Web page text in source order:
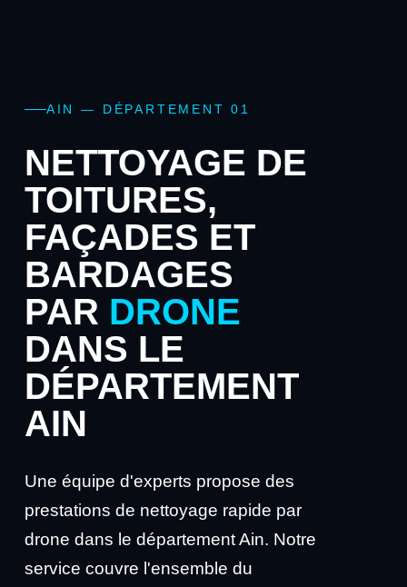
AIN — DÉPARTEMENT 01
NETTOYAGE DE
TOITURES,
FAÇADES ET
BARDAGES
PAR DRONE
DANS LE
DÉPARTEMENT
AIN
Une équipe d'experts propose des
prestations de nettoyage rapide par
drone dans le département Ain. Notre
service couvre l'ensemble du